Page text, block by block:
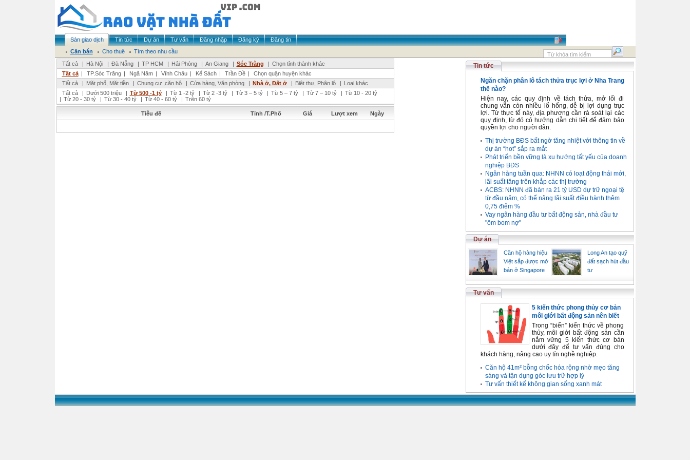
Sàn giao dịch Tin tức Dự án Tư vấn Đăng nhập Đăng ký
Đăng tin
Cần bán
Cho thuê
Tìm theo nhu cầu
Tất cả
| Hà Nội | Đà Nẵng | TP HCM | Hải Phòng | An Giang | Sóc Trăng | Chọn tỉnh thành khác
Tất cả | TP.Sóc Trăng | Ngã Năm | Vĩnh Châu | Kế Sách | Trần Đề |
Chọn quận huyện khác
Tất cả
| Mặt phố, Mặt tiền | Chung cư ,căn hộ | Cửa hàng, Văn phòng | Nhà ở, Đất ở | Biệt thự, Phân lô | Loại khác
Tất cả
| Dưới 500 triệu | Từ 500 -1 tỷ | Từ 1 -2 tỷ | Từ 2 -3 tỷ | Từ 3 – 5 tỷ | Từ 5 – 7 tỷ | Từ 7 – 10 tỷ | Từ 10 - 20 tỷ
| Từ 20 - 30 tỷ | Từ 30 - 40 tỷ | Từ 40 - 60 tỷ | Trên 60 tỷ
Tiêu đề Tỉnh /T.Phố Giá Lượt xem Ngày
Tin tức
Ngăn chặn phân lô tách thửa trục lợi ở Nha Trang
thế nào?
Hiện nay, các quy định về tách thửa, mở lối đi
chung vẫn còn nhiều lổ hổng, dễ bị lợi dụng trục
lợi. Từ thực tế này, địa phương cần rà soát lại các
quy định, từ đó có hướng dẫn chi tiết để đảm bảo
quyền lợi cho người dân.
Thị trường BĐS bất ngờ tăng nhiệt với thông tin về
dự án “hot” sắp ra mắt
Phát triển bền vững là xu hướng tất yếu của doanh
nghiệp BĐS
Ngân hàng tuần qua: NHNN có loạt động thái mới,
lãi suất tăng trên khắp các thị trường
ACBS: NHNN đã bán ra 21 tỷ USD dự trữ ngoại tệ
từ đầu năm, có thể nâng lãi suất điều hành thêm
0,75 điểm %
Vay ngân hàng đầu tư bất động sản, nhà đầu tư
"ôm bom nợ"
Dự án
Căn hộ hàng hiệu
Việt sắp được mở
bán ở Singapore
Long An tạo quỹ
đất sạch hút đầu
tư
Tư vấn
5 kiến thức phong thủy cơ bản
môi giới bất động sản nên biết
Trong “biển” kiến thức về phong
thủy, môi giới bất động sản cần
nắm vững 5 kiến thức cơ bản
dưới đây để tư vấn đúng cho
khách hàng, nâng cao uy tín nghề nghiệp.
Căn hộ 41m² bỗng chốc hóa rộng nhờ mẹo tăng
sáng và tận dụng góc lưu trữ hợp lý
Tư vấn thiết kế không gian sống xanh mát